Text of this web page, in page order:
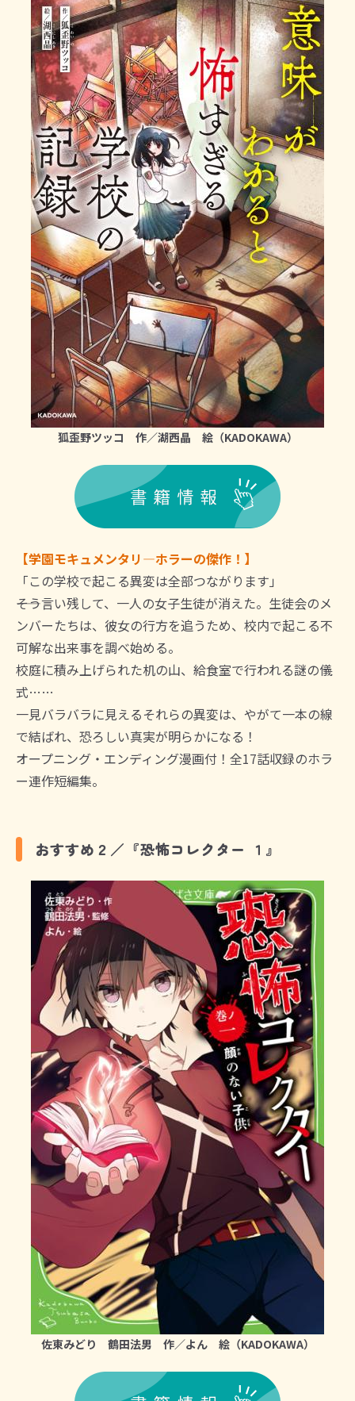
狐歪野ツッコ 作／湖西晶 絵（KADOKAWA）
【学園モキュメンタリ―ホラーの傑作！】
「この学校で起こる異変は全部つながります」
――そう言い残して、一人の女子生徒が消えた。生徒会のメ
ンバーたちは、彼女の行方を追うため、校内で起こる不
可解な出来事を調べ始める。
校庭に積み上げられた机の山、給食室で行われる謎の儀
式……
一見バラバラに見えるそれらの異変は、やがて一本の線
で結ばれ、恐ろしい真実が明らかになる！
オープニング・エンディング漫画付！全17話収録のホラ
ー連作短編集。
おすすめ２／『恐怖コレクター １』
佐東みどり 鶴田法男 作／よん 絵（KADOKAWA）